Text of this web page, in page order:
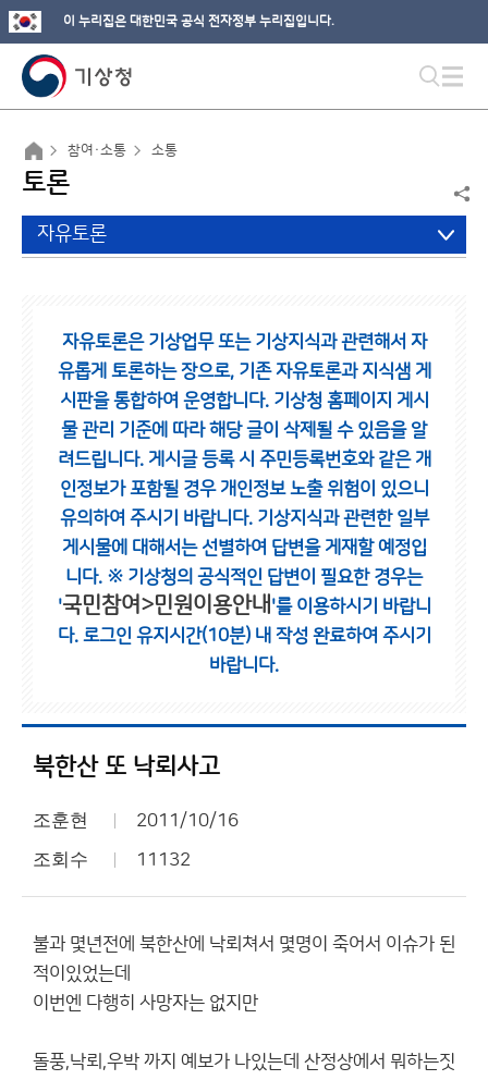
이 누리집은 대한민국 공식 전자정부 누리집입니다.
참여·소통 소통
토론
자유토론
자유토론은 기상업무 또는 기상지식과 관련해서 자
유롭게 토론하는 장으로, 기존 자유토론과 지식샘 게
시판을 통합하여 운영합니다. 기상청 홈페이지 게시
물 관리 기준에 따라 해당 글이 삭제될 수 있음을 알
려드립니다. 게시글 등록 시 주민등록번호와 같은 개
인정보가 포함될 경우 개인정보 노출 위험이 있으니
유의하여 주시기 바랍니다. 기상지식과 관련한 일부
게시물에 대해서는 선별하여 답변을 게재할 예정입
니다. ※ 기상청의 공식적인 답변이 필요한 경우는
'국민참여>민원이용안내 '를 이용하시기 바랍니
다. 로그인 유지시간(10분) 내 작성 완료하여 주시기
바랍니다.
북한산 또 낙뢰사고
조훈현 2011/10/16
조회수 11132
불과 몇년전에 북한산에 낙뢰쳐서 몇명이 죽어서 이슈가 된
적이있었는데
이번엔 다행히 사망자는 없지만
돌풍,낙뢰,우박 까지 예보가 나있는데 산정상에서 뭐하는짓